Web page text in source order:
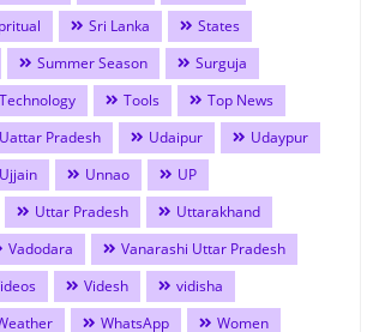
Sri Lanka
States
Summer Season
Surguja
Technology Tools
Top News
Uattar Pradesh Udaipur
Udaypur
Ujjain Unnao
UP
Uttar Pradesh
Uttarakhand
Vadodara
Vanarashi Uttar Pradesh
Videsh
vidisha
WhatsApp
Women